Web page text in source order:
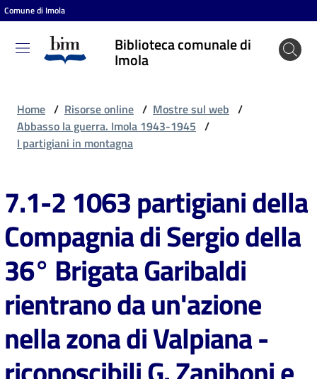
Vai al contenuto
Vai alla navigazione
Vai al footer
Comune di Imola
Biblioteca comunale di
Imola
Biblioteca
comunale
Cosa
puoi
fare
Scopri
contenuti
Home / Risorse online / Mostre sul web /
Abbasso la guerra. Imola 1943-1945 /
I partigiani in montagna
7.1-2 1063 partigiani della
Compagnia di Sergio della
36° Brigata Garibaldi
rientrano da un'azione
nella zona di Valpiana -